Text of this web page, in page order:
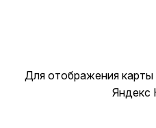
Для отображения карты
Яндекс